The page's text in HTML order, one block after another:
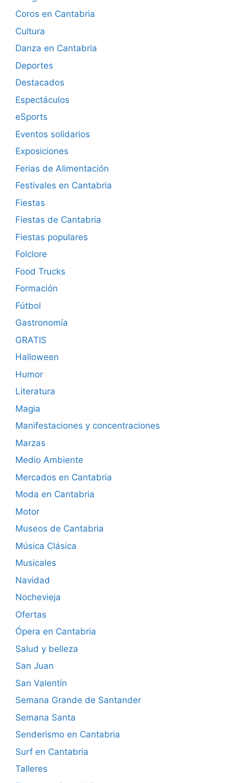
Coros en Cantabria
Cultura
Danza en Cantabria
Deportes
Destacados
Espectáculos
eSports
Eventos solidarios
Exposiciones
Ferias de Alimentación
Festivales en Cantabria
Fiestas
Fiestas de Cantabria
Fiestas populares
Folclore
Food Trucks
Formación
Fútbol
Gastronomía
GRATIS
Halloween
Humor
Literatura
Magia
Manifestaciones y concentraciones
Marzas
Medio Ambiente
Mercados en Cantabria
Moda en Cantabria
Motor
Museos de Cantabria
Música Clásica
Musicales
Navidad
Nochevieja
Ofertas
Ópera en Cantabria
Salud y belleza
San Juan
San Valentín
Semana Grande de Santander
Semana Santa
Senderismo en Cantabria
Surf en Cantabria
Talleres